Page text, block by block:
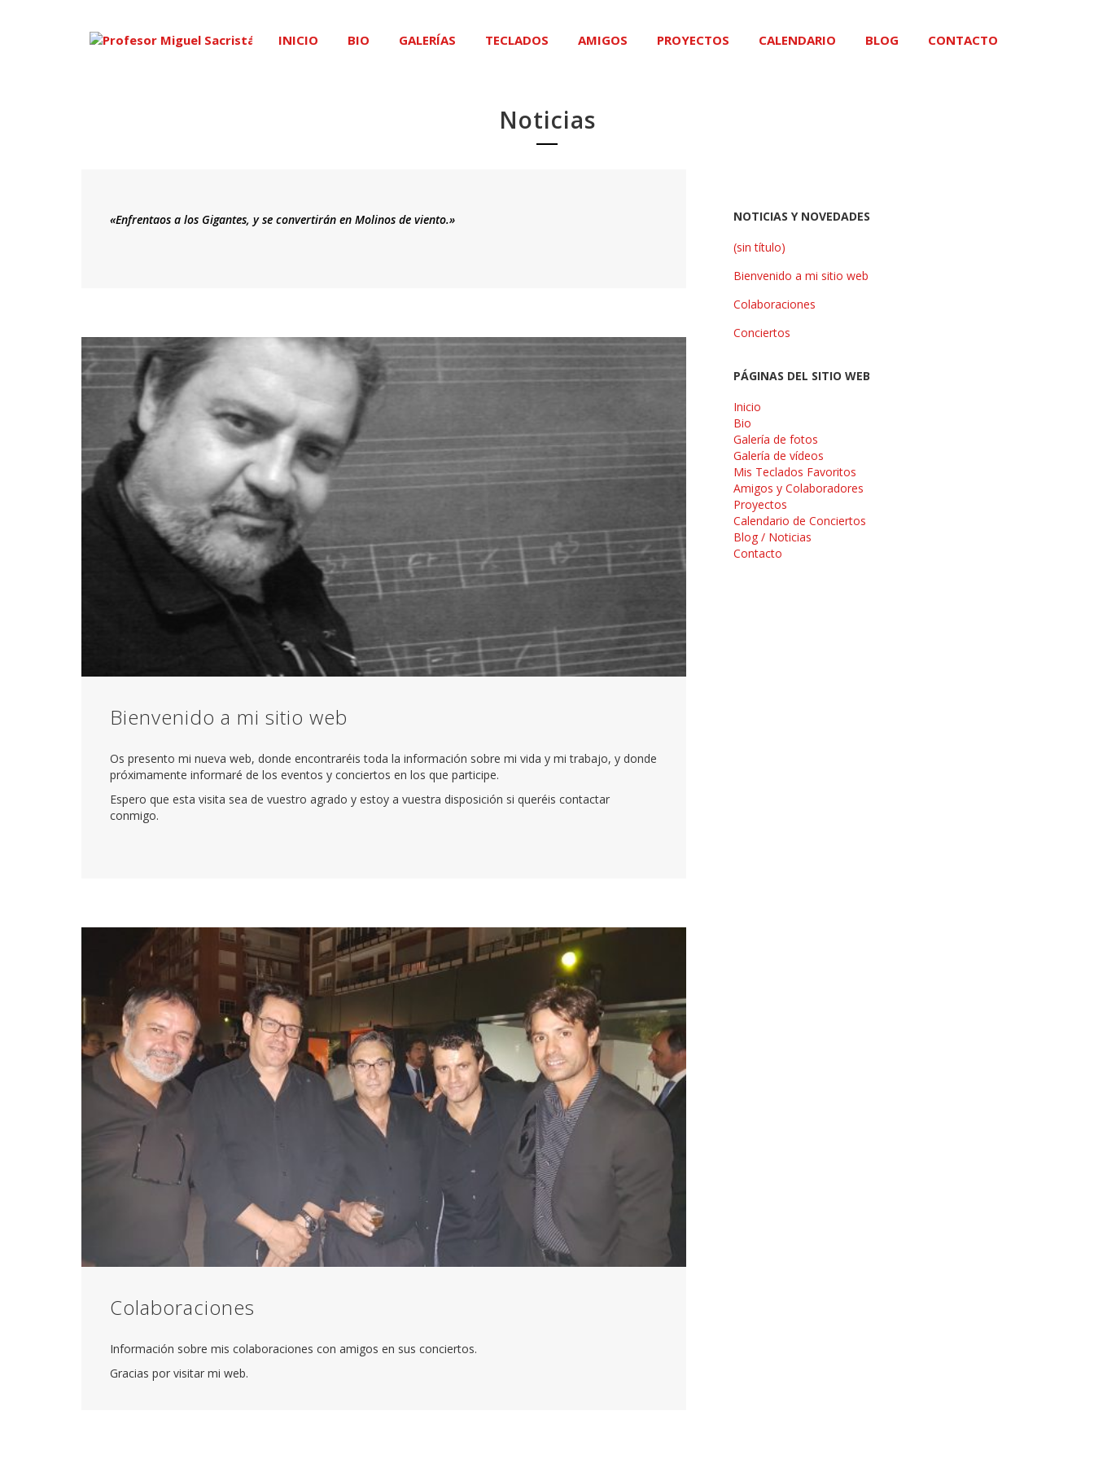
INICIO BIO GALERÍAS TECLADOS AMIGOS PROYECTOS CALENDARIO BLOG CONTACTO
Noticias
«Enfrentaos a los Gigantes, y se convertirán en Molinos de viento.»
Bienvenido a mi sitio web
Os presento mi nueva web, donde encontraréis toda la información sobre mi vida y mi trabajo, y donde
próximamente informaré de los eventos y conciertos en los que participe.
Espero que esta visita sea de vuestro agrado y estoy a vuestra disposición si queréis contactar
conmigo.
Colaboraciones
Información sobre mis colaboraciones con amigos en sus conciertos.
Gracias por visitar mi web.
NOTICIAS Y NOVEDADES
(sin título)
Bienvenido a mi sitio web
Colaboraciones
Conciertos
PÁGINAS DEL SITIO WEB
Inicio
Bio
Galería de fotos
Galería de vídeos
Mis Teclados Favoritos
Amigos y Colaboradores
Proyectos
Calendario de Conciertos
Blog / Noticias
Contacto